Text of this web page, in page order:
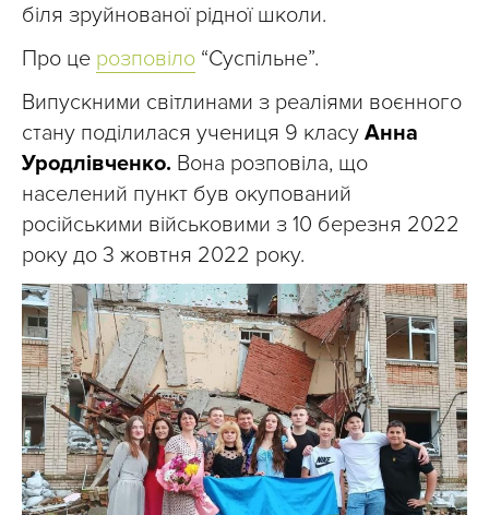
біля зруйнованої рідної школи.
Про це розповіло “Суспільне”.
Випускними світлинами з реаліями воєнного
стану поділилася учениця 9 класу Анна
Уродлівченко. Вона розповіла, що
населений пункт був окупований
російськими військовими з 10 березня 2022
року до 3 жовтня 2022 року.